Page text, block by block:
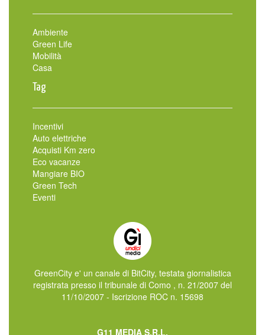
Ambiente
Green Life
Mobilità
Casa
Tag
Incentivi
Auto elettriche
Acquisti Km zero
Eco vacanze
Mangiare BIO
Green Tech
Eventi
GreenCity e' un canale di BitCity, testata giornalistica
registrata presso il tribunale di Como , n. 21/2007 del
11/10/2007 - Iscrizione ROC n. 15698
G11 MEDIA S.R.L.